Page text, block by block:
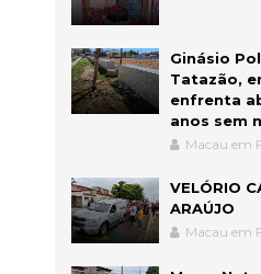
Ginásio
Tatazão,
enfrenta
anos sem
Macau em
VELÓRIO
ARAÚJO
Macau em